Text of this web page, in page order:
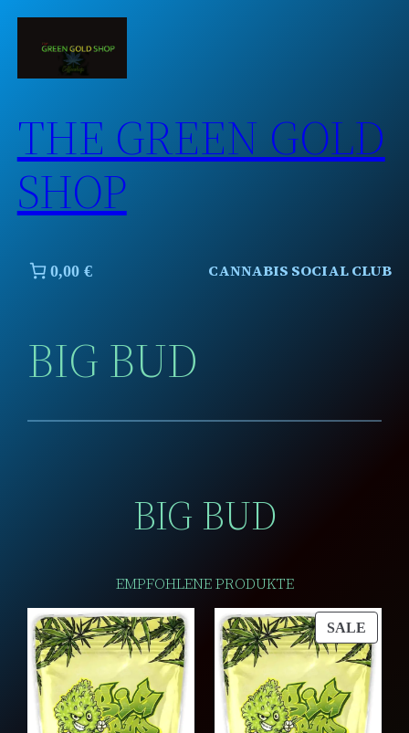
Skip
THE GREEN GOLD
SHOP
0,00 € CANNABIS SOCIAL CLUB
BIG BUD
BIG BUD
EMPFOHLENE PRODUKTE
SALE
ON
SALE